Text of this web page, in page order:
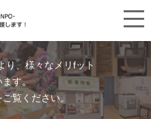
り、様々なメリfット
ます。
覧ください。